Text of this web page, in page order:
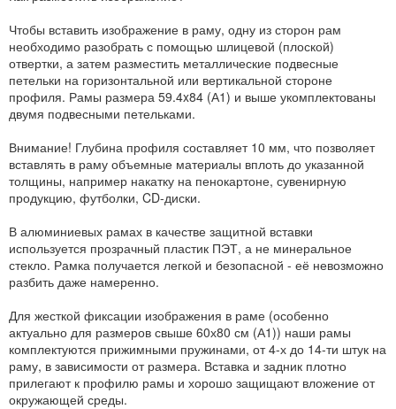
Чтобы вставить изображение в раму, одну из сторон рам
необходимо разобрать с помощью шлицевой (плоской)
отвертки, а затем разместить металлические подвесные
петельки на горизонтальной или вертикальной стороне
профиля. Рамы размера 59.4x84 (А1) и выше укомплектованы
двумя подвесными петельками.
Внимание! Глубина профиля составляет 10 мм, что позволяет
вставлять в раму объемные материалы вплоть до указанной
толщины, например накатку на пенокартоне, сувенирную
продукцию, футболки, CD-диски.
В алюминиевых рамах в качестве защитной вставки
используется прозрачный пластик ПЭТ, а не минеральное
стекло. Рамка получается легкой и безопасной - её невозможно
разбить даже намеренно.
Для жесткой фиксации изображения в раме (особенно
актуально для размеров свыше 60х80 см (А1)) наши рамы
комплектуются прижимными пружинами, от 4-х до 14-ти штук на
раму, в зависимости от размера. Вставка и задник плотно
прилегают к профилю рамы и хорошо защищают вложение от
окружающей среды.